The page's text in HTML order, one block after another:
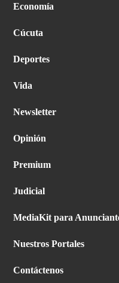
Economía
Cúcuta
Deportes
Vida
Newsletter
Opinión
Premium
Judicial
MediaKit para
Nuestros Portales
Contáctenos